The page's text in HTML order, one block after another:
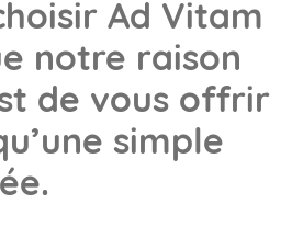
Ad Vitam
notre raison
de vous offrir
simple